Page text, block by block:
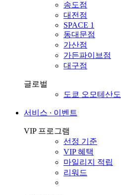
송도점
대전점
SPACE 1
동대문점
가산점
가든파이브점
대구점
글로벌
도쿄 오모테산도
서비스 ∙ 이벤트
VIP 프로그램
선정 기준
VIP 혜택
마일리지 적립
리워드